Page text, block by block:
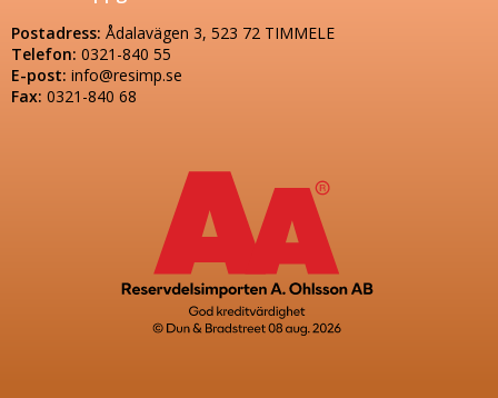
Postadress: Ådalavägen 3, 523 72 TIMMELE
Telefon: 0321-840 55
E-post: info@resimp.se
Fax: 0321-840 68